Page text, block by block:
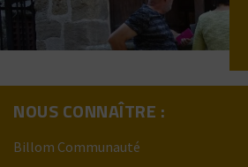
NOUS CONNAÎTRE :
Billom Communauté